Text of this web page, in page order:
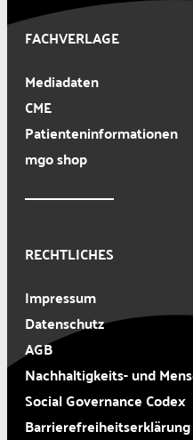
FACHVERLAGE
Mediadaten
CME
Patienteninformationen
mgo shop
RECHTLICHES
Impressum
Datenschutz
AGB
Nachhaltigkeits- und
Social Governance Codex
Barrierefreiheitserklärung